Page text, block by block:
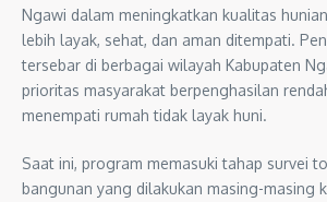
Ngawi dalam meningkatkan kualitas
lebih layak, sehat, dan aman ditempati.
tersebar di berbagai wilayah Kabupaten
prioritas masyarakat berpenghasilan
menempati rumah tidak layak huni.
Saat ini, program memasuki tahap survei
bangunan yang dilakukan masing-masing